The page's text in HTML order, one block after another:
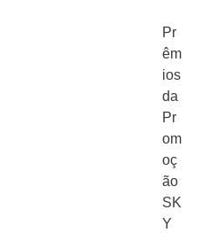
Pr
êm
ios
da
Pr
om
oç
ão
SK
Y